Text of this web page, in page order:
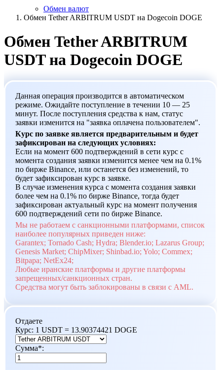
Обмен валют
Обмен Tether ARBITRUM USDT на Dogecoin DOGE
Обмен Tether ARBITRUM
USDT на Dogecoin DOGE
Данная операция производится в автоматическом
режиме. Ожидайте поступление в течении 10 — 25
минут. После поступления средства к нам, статус
заявки изменится на "заявка оплачена пользователем".
Курс по заявке является предварительным и будет
зафиксирован на следующих условиях:
Если на момент 600 подтверждений в сети курс с
момента создания заявки изменится менее чем на 0.1%
по бирже Binance, или останется без изменений, то
будет зафиксирован курс в заявке.
В случае изменения курса с момента создания заявки
более чем на 0.1% по бирже Binance, тогда будет
зафиксирован актуальный курс на момент получения
600 подтверждений сети по бирже Binance.
Мы не работаем с санкционными платформами, список
наиболее популярных приведен ниже:
Garantex; Tornado Cash; Hydra; Blender.io; Lazarus Group;
Genesis Market; ChipMixer; Shinbad.io; Yolo; Commex;
Bitpapa; NetEx24;
Любые иранские платформы и другие платформы
запрещенных/санкционных стран.
Средства могут быть заблокированы в связи с AML.
Отдаете
Курс: 1 USDT = 13.90374421 DOGE
Сумма*: